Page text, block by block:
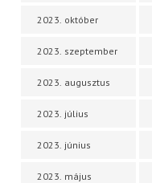
2023. október
2023. szeptember
2023. augusztus
2023. július
2023. június
2023. május